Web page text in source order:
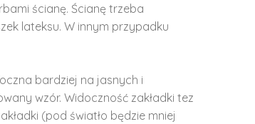
ścianę. Ścianę trzeba
lateksu. W innym przypadku
bardziej na jasnych i
wzór. Widoczność zakładki tez
(pod światło będzie mniej